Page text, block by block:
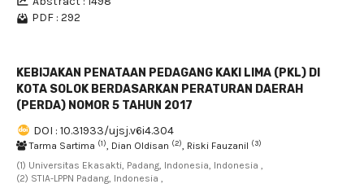
PDF : 292
KEBIJAKAN PENATAAN PEDAGANG KAKI LIMA (PKL) DI
KOTA SOLOK BERDASARKAN PERATURAN DAERAH
(PERDA) NOMOR 5 TAHUN 2017
DOI : 10.31933/ujsj.v6i4.304
Tarma Sartima (1), Dian Oldisan (2), Riski Fauzanil (3)
(1) Universitas Ekasakti, Padang, Indonesia, Indonesia ,
(2) STIA-LPPN Padang, Indonesia ,